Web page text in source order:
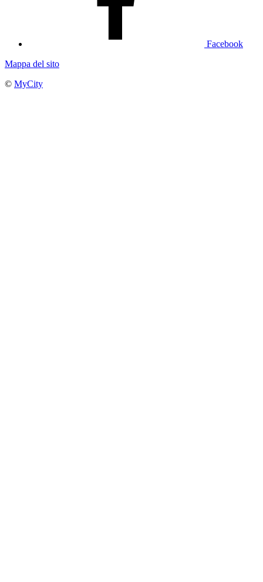
Facebook
Mappa del sito
© MyCity